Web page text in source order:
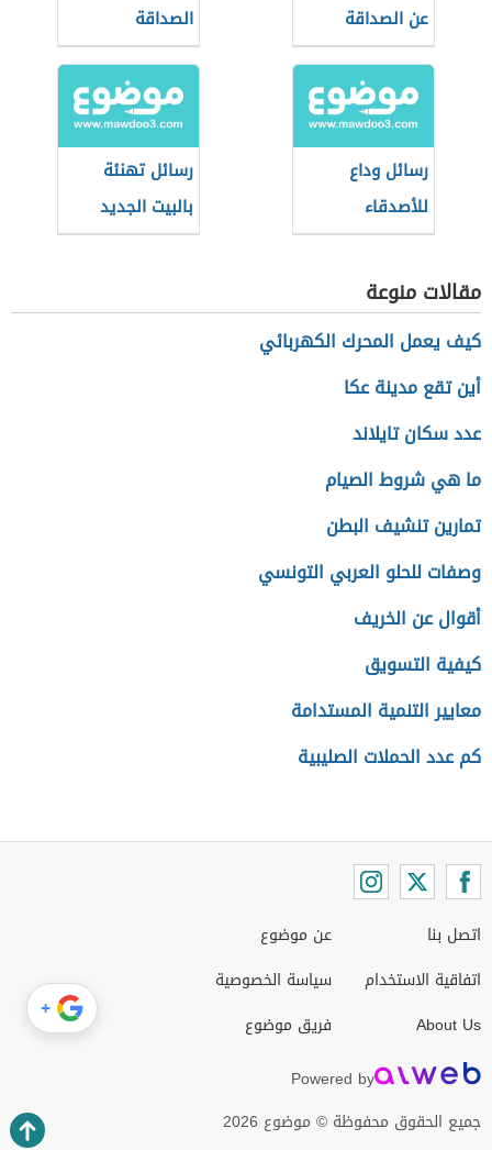
عن الصداقة
الصداقة
رسائل وداع
للأصدقاء
رسائل تهنئة
بالبيت الجديد
للأصدقاء
مقالات منوعة
كيف يعمل المحرك الكهربائي
أين تقع مدينة عكا
عدد سكان تايلاند
ما هي شروط الصيام
تمارين تنشيف البطن
وصفات للحلو العربي التونسي
أقوال عن الخريف
كيفية التسويق
معايير التنمية المستدامة
كم عدد الحملات الصليبية
اتصل بنا
اتفاقية الاستخدام
About Us
عن موضوع
سياسة الخصوصية
فريق موضوع
Powered by
جميع الحقوق محفوظة © موضوع 2026
+